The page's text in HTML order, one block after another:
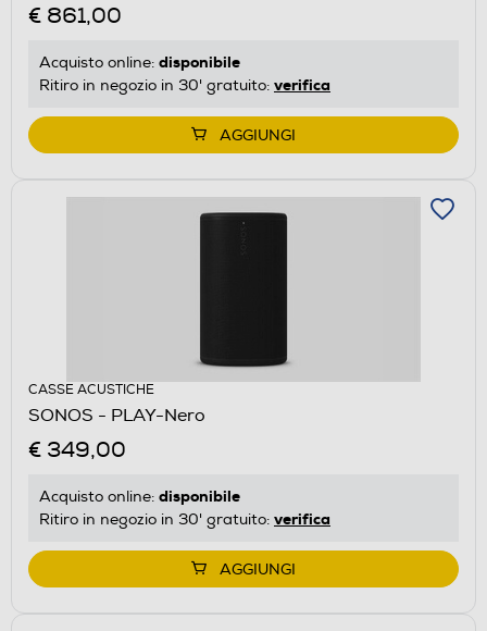
€ 861,00
Acquisto online: disponibile
Ritiro in negozio in 30' gratuito: verifica
AGGIUNGI
CASSE ACUSTICHE
SONOS - PLAY-Nero
€ 349,00
Acquisto online: disponibile
Ritiro in negozio in 30' gratuito: verifica
AGGIUNGI